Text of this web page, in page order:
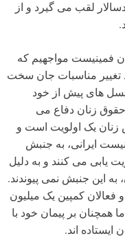
لقب می گیرد و از
فمینیست مواجهیم که
تغییر مناسبات جان سخت
نسل های پیش از خود
حقوق زنان دفاع می
زنان یک اولویت است و
ایرانی، به جنبش
یابی می کنند و به دلیل
این جنبش نمی پیوندند.
فعالان کمپین یک میلیون
همچنان بر پیمان خود با
اند.